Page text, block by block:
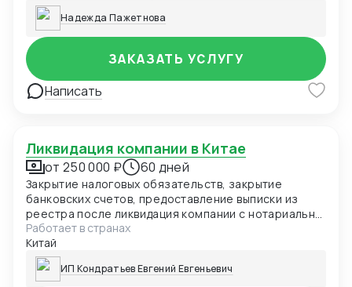
Надежда Пажетнова
Написать
ЗАКАЗАТЬ УСЛУГУ
Ликвидация компании в Китае
от 250 000 ₽ 60 дней
Закрытие налоговых обязательств, закрытие
банковских счетов, предоставление выписки из
реестра после ликвидация компании с нотариально
заверенным переводом на русский язык
Работает в странах
Китай
ИП Кондратьев Евгений Евгеньевич